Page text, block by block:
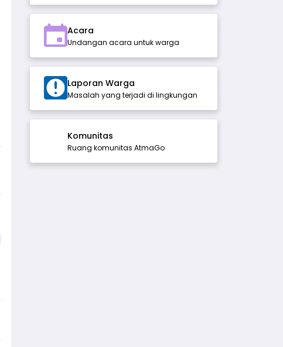
Acara
Undangan acara untuk warga
Laporan Warga
Masalah yang terjadi di lingkungan
Komunitas
Ruang komunitas AtmaGo